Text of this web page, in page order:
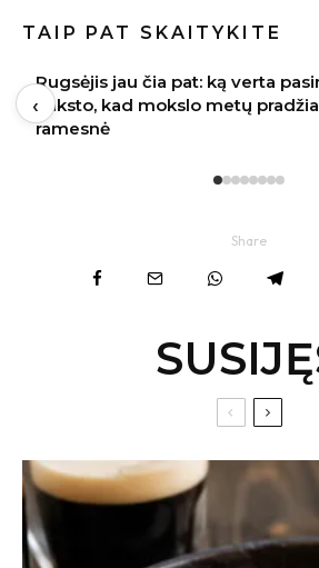
TAIP PAT SKAITYKITE
Braškių sodinimas rugpjūtį 2026:
nepraleiskite šių datų – kitąmet
kibirais
‹
Share